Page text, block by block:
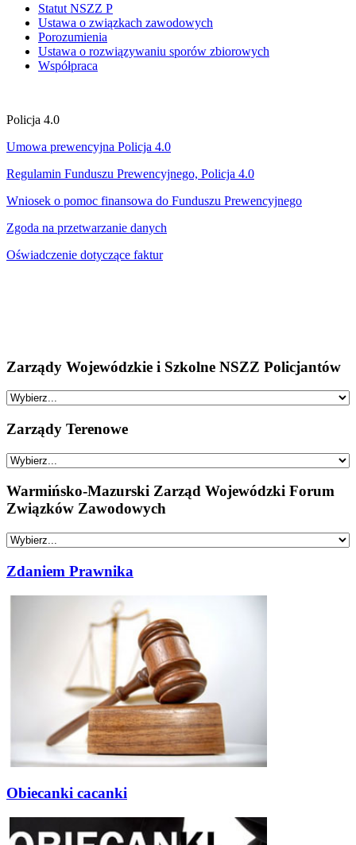
Statut NSZZ P
Ustawa o związkach zawodowych
Porozumienia
Ustawa o rozwiązywaniu sporów zbiorowych
Współpraca
Policja 4.0
Umowa prewencyjna Policja 4.0
Regulamin Funduszu Prewencyjnego, Policja 4.0
Wniosek o pomoc finansowa do Funduszu Prewencyjnego
Zgoda na przetwarzanie danych
Oświadczenie dotyczące faktur
Zarządy Wojewódzkie i Szkolne NSZZ Policjantów
Zarządy Terenowe
Warmińsko-Mazurski Zarząd Wojewódzki Forum
Związków Zawodowych
Zdaniem Prawnika
Obiecanki cacanki